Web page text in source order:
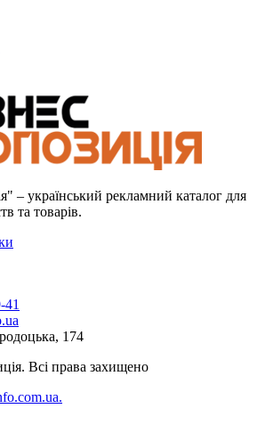
– український рекламний каталог для
та товарів.
41
174
Всі права захищено
.